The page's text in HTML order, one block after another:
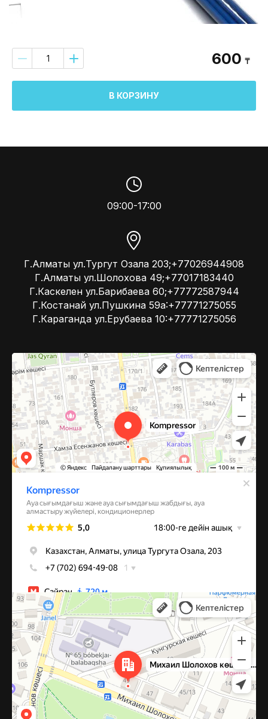
600 ₸
В КОРЗИНУ
09:00-17:00
Г.Алматы ул.Тургут Озала 203;+77026944908
Г.Алматы ул.Шолохова 49;+77017183440
Г.Каскелен ул.Барибаева 60;+77772587944
Г.Костанай ул.Пушкина 59а:+77771275055
Г.Караганда ул.Ерубаева 10:+77771275056
Kompressor
Компрессоры и компрессорное оборудование в Алматы
Системы вентиляции в Алматы
Алматы
Улица Михаила Шолохова, 49 — Яндекс Карты